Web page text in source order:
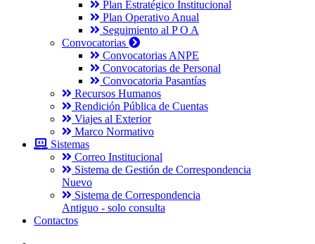
Plan Estratégico Institucional
Plan Operativo Anual
Seguimiento al P O A
Convocatorias
Convocatorias ANPE
Convocatorias de Personal
Convocatoria Pasantías
Recursos Humanos
Rendición Pública de Cuentas
Viajes al Exterior
Marco Normativo
Sistemas
Correo Institucional
Sistema de Gestión de Correspondencia
Nuevo
Sistema de Correspondencia
Antiguo - solo consulta
Contactos